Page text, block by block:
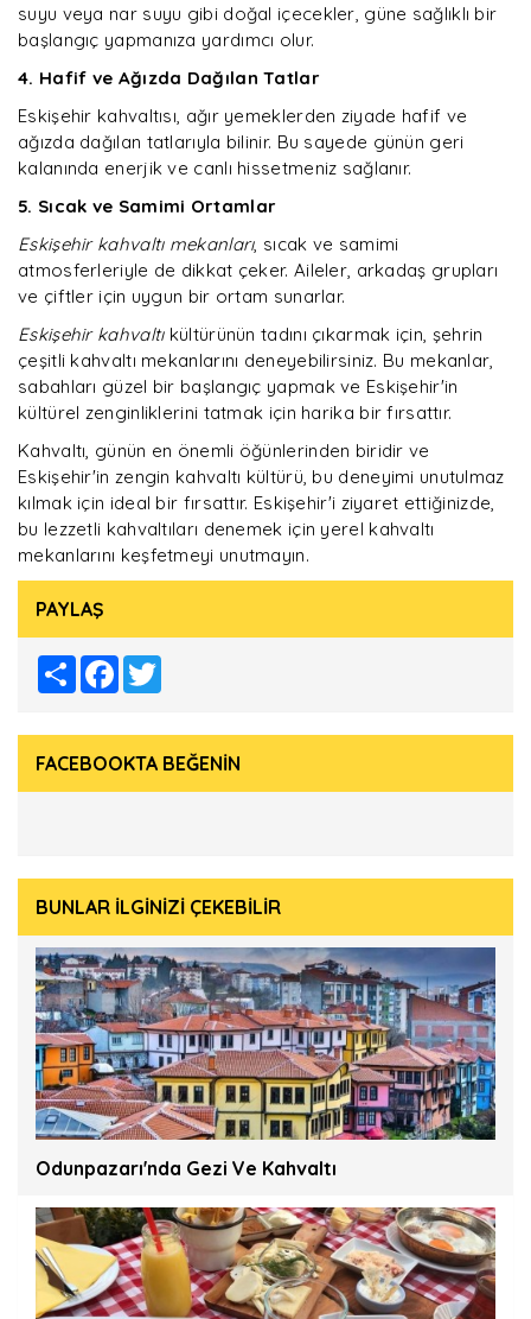
suyu veya nar suyu gibi doğal içecekler, güne sağlıklı bir
başlangıç yapmanıza yardımcı olur.
4. Hafif ve Ağızda Dağılan Tatlar
Eskişehir kahvaltısı, ağır yemeklerden ziyade hafif ve
ağızda dağılan tatlarıyla bilinir. Bu sayede günün geri
kalanında enerjik ve canlı hissetmeniz sağlanır.
5. Sıcak ve Samimi Ortamlar
Eskişehir kahvaltı mekanları, sıcak ve samimi
atmosferleriyle de dikkat çeker. Aileler, arkadaş grupları
ve çiftler için uygun bir ortam sunarlar.
Eskişehir kahvaltıkültürünün tadını çıkarmak için, şehrin
çeşitli kahvaltı mekanlarını deneyebilirsiniz. Bu mekanlar,
sabahları güzel bir başlangıç yapmak ve Eskişehir'in
kültürel zenginliklerini tatmak için harika bir fırsattır.
Kahvaltı, günün en önemli öğünlerinden biridir ve
Eskişehir'in zengin kahvaltı kültürü, bu deneyimi unutulmaz
kılmak için ideal bir fırsattır. Eskişehir'i ziyaret ettiğinizde,
bu lezzetli kahvaltıları denemek için yerel kahvaltı
mekanlarını keşfetmeyi unutmayın.
PAYLAŞ
Share Facebook
FACEBOOKTA BEĞENİN
BUNLAR İLGİNİZİ ÇEKEBİLİR
Odunpazarı'nda Gezi Ve Kahvaltı